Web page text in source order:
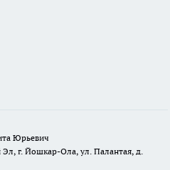
Юрьевич
Эл, г. Йошкар-Ола, ул. Палантая, д.